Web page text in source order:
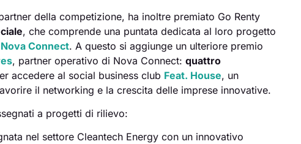
della competizione, ha inoltre premiato Go Renty
, che comprende una puntata dedicata al loro progetto
Connect. A questo si aggiunge un ulteriore premio
, partner operativo di Nova Connect:quattro
accedere al social business club Feat. House, un
il networking e la crescita delle imprese innovative.
a progetti di rilievo:
nel settore Cleantech Energy con un innovativo